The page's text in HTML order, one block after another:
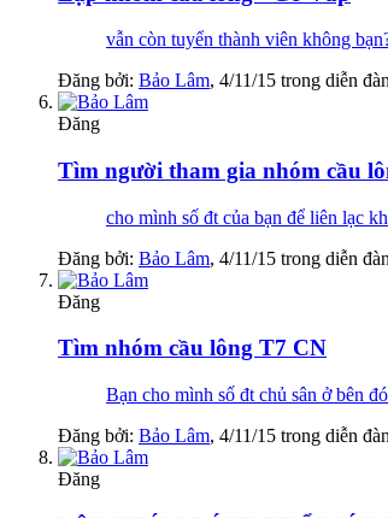
vẫn còn tuyển thành viên không
Đăng bởi: Bảo Lâm, 4/11/15 trong diễn
Đăng
Tìm người tham gia nhóm cầu
cho mình số đt của bạn để liên lạc
Đăng bởi: Bảo Lâm, 4/11/15 trong diễn
Đăng
Tìm nhóm cầu lông T7 CN
Bạn cho mình số đt chủ sân ở bên
Đăng bởi: Bảo Lâm, 4/11/15 trong diễn
Đăng